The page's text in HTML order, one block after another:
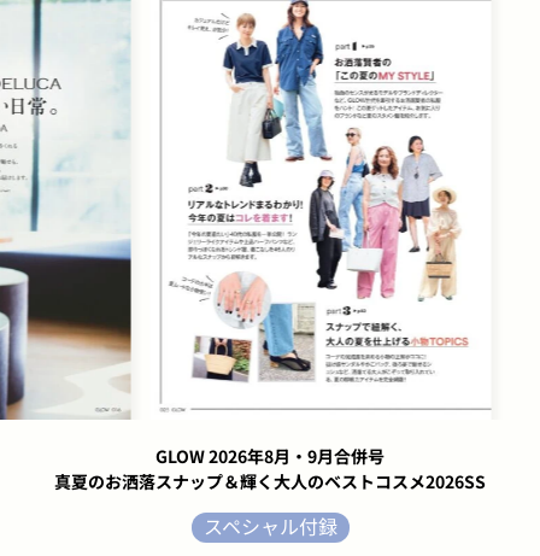
GLOW 2026年8月・9月合併号
真夏のお洒落スナップ＆輝く大人のベストコスメ2026SS
スペシャル付録